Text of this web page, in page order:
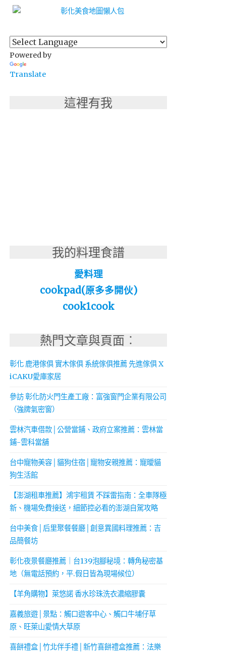
Powered by
Translate
這裡有我
我的料理食譜
愛料理
cookpad(原多多開伙)
cook1cook
熱門文章與頁面︰
彰化 鹿港傢俱 實木傢俱 系統傢俱推薦 先進傢俱 X
iCAKU愛庫家居
參訪 彰化防火門生產工廠：富強窗門企業有限公司
（強牌氣密窗）
雲林汽車借款│公營當鋪、政府立案推薦：雲林當
鋪-雲科當舖
台中寵物美容│貓狗住宿│寵物安親推薦：寵曖貓
狗生活館
【澎湖租車推薦】鴻宇租賃 不踩雷指南：全車隊極
新、機場免費接送，細節控必看的澎湖自駕攻略
台中美食│后里聚餐餐廳│創意異國料理推薦：吉
品簡餐坊
彰化夜景餐廳推薦｜台139泡腳秘境：轉角秘密基
地（無電話預約，平.假日皆為現場候位）
【羊角購物】萊悠諾 香水珍珠洗衣濃縮膠囊
嘉義旅遊│景點：觸口遊客中心、觸口牛埔仔草
原、旺萊山愛情大草原
喜餅禮盒│竹北伴手禮│新竹喜餅禮盒推薦：法樂